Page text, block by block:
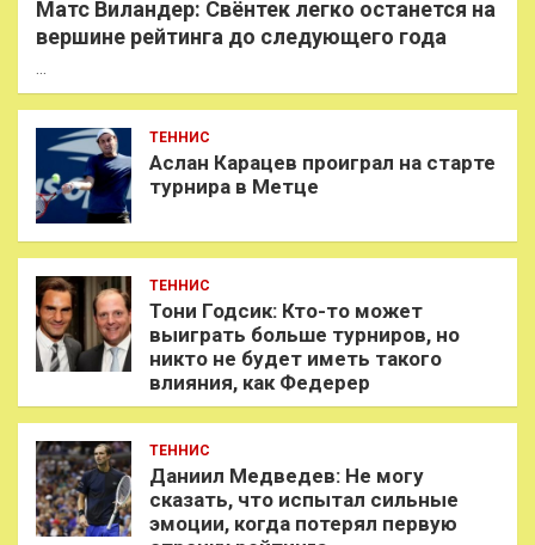
Матс Виландер: Свёнтек легко останется на
вершине рейтинга до следующего года
…
ТЕННИС
Аслан Карацев проиграл на старте
турнира в Метце
ТЕННИС
Тони Годсик: Кто-то может
выиграть больше турниров, но
никто не будет иметь такого
влияния, как Федерер
ТЕННИС
Даниил Медведев: Не могу
сказать, что испытал сильные
эмоции, когда потерял первую